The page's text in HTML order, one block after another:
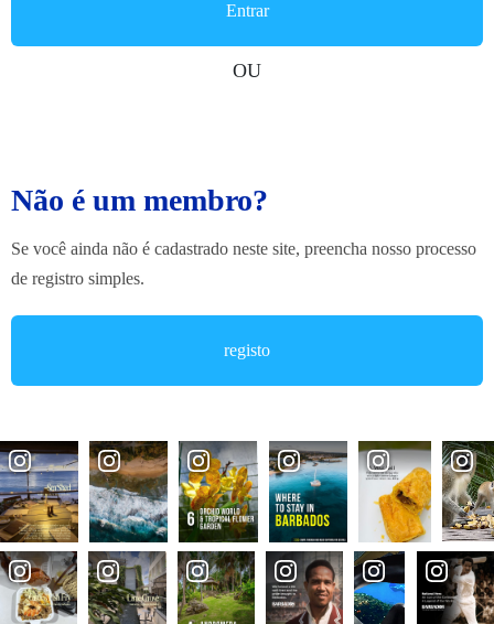
OU
Não é um membro?
Se você ainda não é cadastrado neste site, preencha nosso processo
de registro simples.
registo